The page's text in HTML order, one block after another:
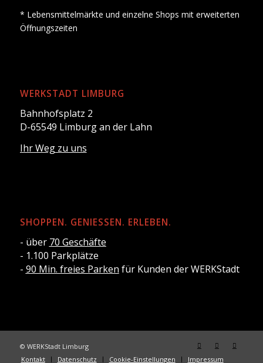
* Lebensmittelmärkte und einzelne Shops mit erweiterten
Öffnungszeiten
WERKSTADT LIMBURG
Bahnhofsplatz 2
D-65549 Limburg an der Lahn
Ihr Weg zu uns
SHOPPEN. GENIESSEN. ERLEBEN.
- über 70 Geschäfte
- 1.100 Parkplätze
- 90 Min. freies Parken für Kunden der WERKStadt
© WERKStadt Limburg
Kontakt
Datenschutz Cookie-Einstellungen Impressum